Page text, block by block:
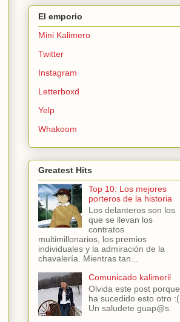
El emporio
Mini Kalimero
Twitter
Instagram
Letterboxd
Yelp
Whakoom
Greatest Hits
Top 10: Los mejores
porteros de la historia
Los delanteros son los
que se llevan los
contratos
multimillonarios, los premios
individuales y la admiración de la
chavalería. Mientras tan...
Comunicado kalimeril
Olvida este post porque
ha sucedido esto otro :(
Un saludete guap@s.